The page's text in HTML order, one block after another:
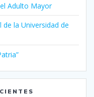
Adulto Mayor
la Universidad de